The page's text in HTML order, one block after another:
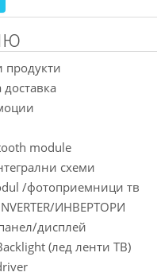
продукти
module
схеми
/фотоприемници тв
ИНВЕРТОРИ
дисплей
(лед ленти ТВ)